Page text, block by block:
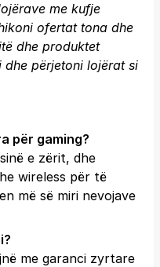
me kufje
ofertat tona dhe
dhe produktet
dhe përjetoni lojërat si
për gaming?
e zërit, dhe
wireless për të
më së miri nevojave
me garanci zyrtare